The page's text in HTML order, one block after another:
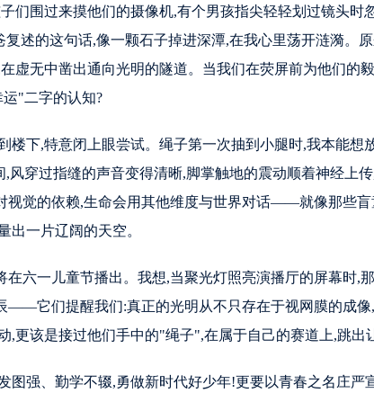
们围过来摸他们的摄像机,有个男孩指尖轻轻划过镜头时
复述的这句话,像一颗石子掉进深潭,在我心里荡开涟漪。
虚无中凿出通向光明的隧道。当我们在荧屏前为他们的
"二字的认知?
楼下,特意闭上眼尝试。绳子第一次抽到小腿时,我本能想
风穿过指缝的声音变得清晰,脚掌触地的震动顺着神经上
视觉的依赖,生命会用其他维度与世界对话——就像那些盲
出一片辽阔的天空。
在六一儿童节播出。我想,当聚光灯照亮演播厅的屏幕时,
——它们提醒我们:真正的光明从不只存在于视网膜的成
,更该是接过他们手中的"绳子",在属于自己的赛道上,跳出
图强、勤学不辍,勇做新时代好少年!更要以青春之名庄严